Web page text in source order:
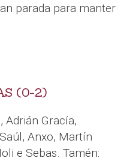
parada para manter
(0-2)
Adrián Gracía,
Anxo, Martín
e Sebas. Tamén: